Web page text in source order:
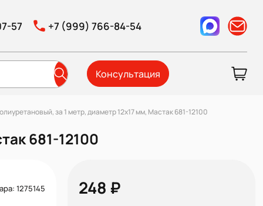
57 +7 (999) 766-84-54
Консультация
за 1 метр, диаметр 12х17 мм, Мастак 681-12100
681-12100
1275145 248 ₽